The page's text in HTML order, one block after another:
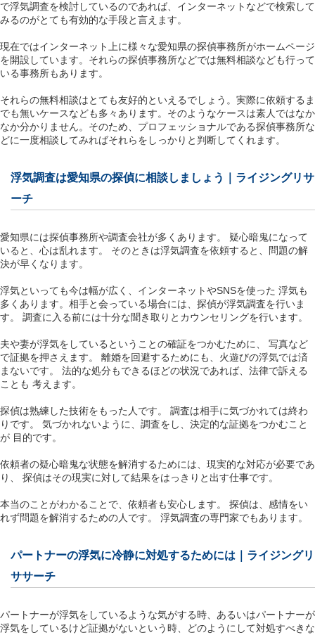
で浮気調査を検討しているのであれば、インターネットなどで検索して
みるのがとても有効的な手段と言えます。
現在ではインターネット上に様々な愛知県の探偵事務所がホームページ
を開設しています。それらの探偵事務所などでは無料相談なども行って
いる事務所もあります。
それらの無料相談はとても友好的といえるでしょう。実際に依頼するま
でも無いケースなども多々あります。そのようなケースは素人ではなか
なか分かりません。そのため、プロフェッショナルである探偵事務所な
どに一度相談してみればそれらをしっかりと判断してくれます。
浮気調査は愛知県の探偵に相談しましょう｜ライジングリサ
ーチ
愛知県には探偵事務所や調査会社が多くあります。 疑心暗鬼になって
いると、心は乱れます。 そのときは浮気調査を依頼すると、問題の解
決が早くなります。
浮気といっても今は幅が広く、インターネットやSNSを使った 浮気も
多くあります。相手と会っている場合には、探偵が浮気調査を行いま
す。 調査に入る前には十分な聞き取りとカウンセリングを行います。
夫や妻が浮気をしているということの確証をつかむために、 写真など
で証拠を押さえます。 離婚を回避するためにも、火遊びの浮気では済
まないです。 法的な処分もできるほどの状況であれば、法律で訴える
ことも 考えます。
探偵は熟練した技術をもった人です。 調査は相手に気づかれては終わ
りです。 気づかれないように、調査をし、決定的な証拠をつかむこと
が 目的です。
依頼者の疑心暗鬼な状態を解消するためには、現実的な対応が必要であ
り、 探偵はその現実に対して結果をはっきりと出す仕事です。
本当のことがわかることで、依頼者も安心します。 探偵は、感情をい
れず問題を解消するための人です。 浮気調査の専門家でもあります。
パートナーの浮気に冷静に対処するためには｜ライジングリ
ササーチ
パートナーが浮気をしているような気がする時、あるいはパートナーが
浮気をしているけど証拠がないという時、どのようにして対処すべきな